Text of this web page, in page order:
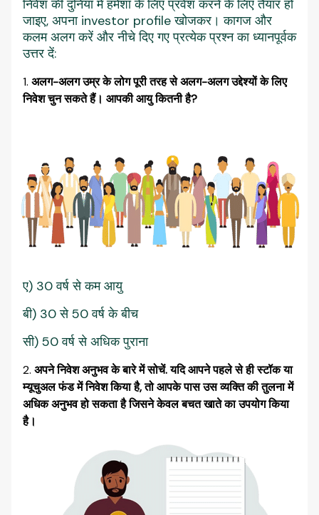
निवेश की दुनिया में हमेशा के लिए प्रवेश करने के लिए तैयार हो
जाइए, अपना investor profile खोजकर। कागज और
कलम अलग करें और नीचे दिए गए प्रत्येक प्रश्न का ध्यानपूर्वक
उत्तर दें:
अलग-अलग उम्र के लोग पूरी तरह से अलग-अलग उद्देश्यों के लिए
निवेश चुन सकते हैं। आपकी आयु कितनी है?
ए) 30 वर्ष से कम आयु
बी) 30 से 50 वर्ष के बीच
सी) 50 वर्ष से अधिक पुराना
अपने निवेश अनुभव के बारे में सोचें. यदि आपने पहले से ही स्टॉक या
म्यूचुअल फंड में निवेश किया है, तो आपके पास उस व्यक्ति की तुलना में
अधिक अनुभव हो सकता है जिसने केवल बचत खाते का उपयोग किया
है।